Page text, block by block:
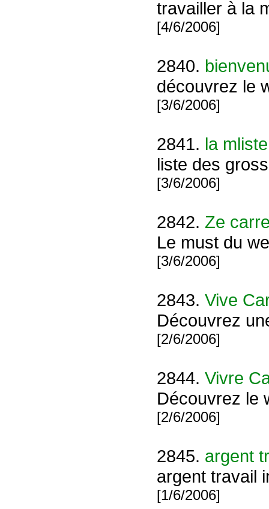
travailler à la
[4/6/2006]
2840.
découvrez le
[3/6/2006]
2841. la
liste des
[3/6/2006]
2842. Ze
Le must du
[3/6/2006]
2843. Vive
Découvrez
[2/6/2006]
2844. Vivre
Découvrez le
[2/6/2006]
2845. argent
argent travail
[1/6/2006]